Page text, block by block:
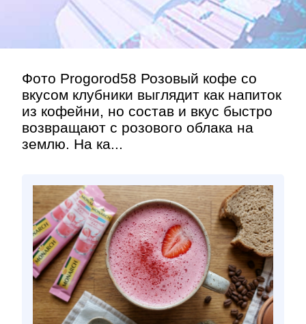
Фото Progorod58 Розовый кофе со
вкусом клубники выглядит как напиток
из кофейни, но состав и вкус быстро
возвращают с розового облака на
землю. На ка...
Контакт